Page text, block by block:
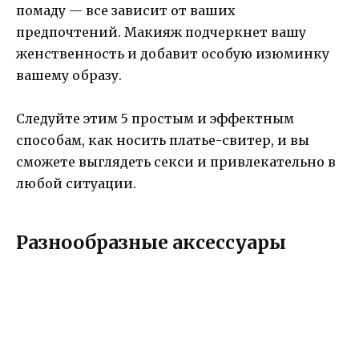
помаду — все зависит от ваших
предпочтений. Макияж подчеркнет вашу
женственность и добавит особую изюминку
вашему образу.
Следуйте этим 5 простым и эффектным
способам, как носить платье-свитер, и вы
сможете выглядеть секси и привлекательно в
любой ситуации.
Разнообразные аксессуары